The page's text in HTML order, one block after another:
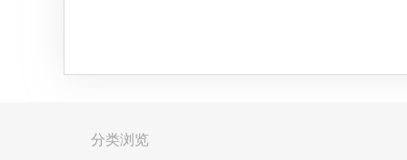
分类浏览